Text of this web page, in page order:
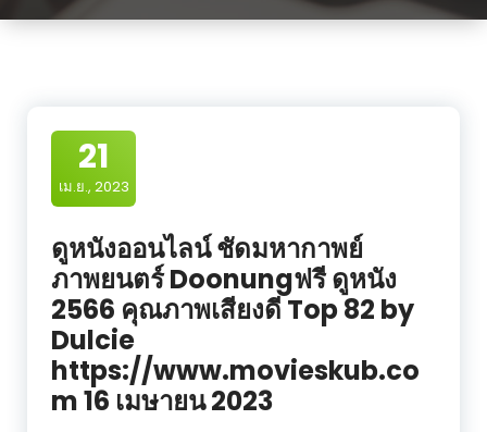
21
เม.ย., 2023
ดูหนังออนไลน์ ชัดมหากาพย์
ภาพยนตร์ Doonungฟรี ดูหนัง
2566 คุณภาพเสียงดี Top 82 by
Dulcie
https://www.movieskub.co
m 16 เมษายน 2023